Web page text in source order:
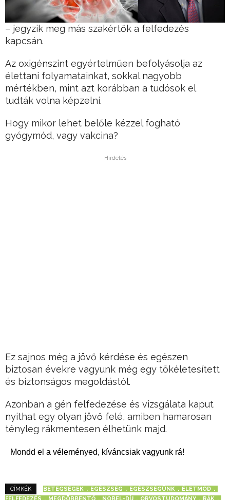
– jegyzik meg más szakértők a felfedezés
kapcsán.
Az oxigénszint egyértelműen befolyásolja az
élettani folyamatainkat, sokkal nagyobb
mértékben, mint azt korábban a tudósok el
tudták volna képzelni.
Hogy mikor lehet belőle kézzel fogható
gyógymód, vagy vakcina?
Hirdetés
Ez sajnos még a jövő kérdése és egészen
biztosan évekre vagyunk még egy tökéletesített
és biztonságos megoldástól.
Azonban a gén felfedezése és vizsgálata kaput
nyithat egy olyan jövő felé, amiben hamarosan
tényleg rákmentesen élhetünk majd.
Mondd el a véleményed, kíváncsiak vagyunk rá!
CÍMKÉK BETEGSÉGEK EGÉSZSÉG EGÉSZSÉGÜNK
ÉLETMÓD